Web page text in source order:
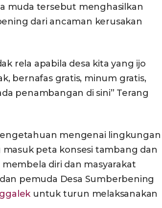
muda tersebut menghasilkan
dari ancaman kerusakan
rela apabila desa kita yang ijo
bernafas gratis, minum gratis,
penambangan di sini” Terang
mengenai lingkungan
peta konsesi tambang dan
diri dan masyarakat
pemuda Desa Sumberbening
untuk turun melaksanakan